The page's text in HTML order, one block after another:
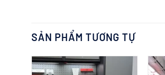
SẢN PHẨM TƯƠNG TỰ